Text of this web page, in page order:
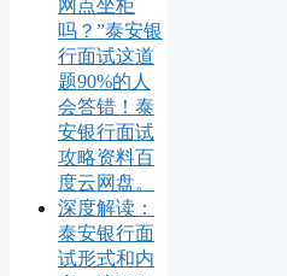
网点坐柜
吗？”泰安银
行面试这道
题90%的人
会答错！泰
安银行面试
攻略资料百
度云网盘。
深度解读：
泰安银行面
试形式和内